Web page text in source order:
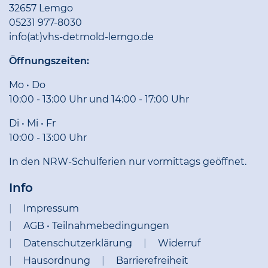
32657 Lemgo
05231 977-8030
info(at)vhs-detmold-lemgo.de
Öffnungszeiten:
Mo • Do
10:00 - 13:00 Uhr und 14:00 - 17:00 Uhr
Di • Mi • Fr
10:00 - 13:00 Uhr
In den NRW-Schulferien nur vormittags geöffnet.
Info
Impressum
AGB • Teilnahmebedingungen
Datenschutzerklärung
Widerruf
Hausordnung
Barrierefreiheit